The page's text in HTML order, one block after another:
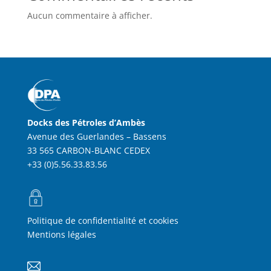
Aucun commentaire à afficher.
Docks des Pétroles d’Ambès
Avenue des Guerlandes – Bassens
33 565 CARBON-BLANC CEDEX
+33 (0)5.56.33.83.56
Politique de confidentialité et cookies
Mentions légales